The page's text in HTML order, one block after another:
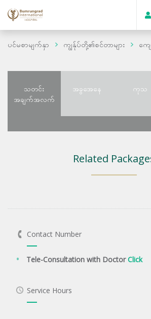
ပင်မစာမျက်နှာ ကျွန်ုပ်တို့၏စင်တာများ ကျ
သတင်း
အချက်အလက်
အခွအေနေ ကုသ
Related
Contact Number
Tele-Consultation with DoctorClick
Service Hours